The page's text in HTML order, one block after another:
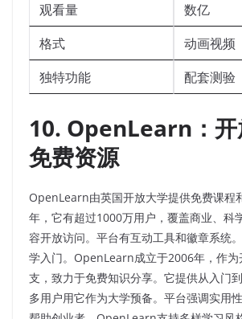
观看量
数亿
格式
动画视频
独特功能
配套测验
10. OpenLearn：开
免费资源
OpenLearn由英国开放大学提供免费课程
年，它有超过1000万用户，覆盖商业、科
容开放访问。平台有互动工具和徽章系统
学入门。OpenLearn成立于2006年，作为
支，致力于免费知识分享。它提供从入门
多用户用它作为大学预备。平台强调实用